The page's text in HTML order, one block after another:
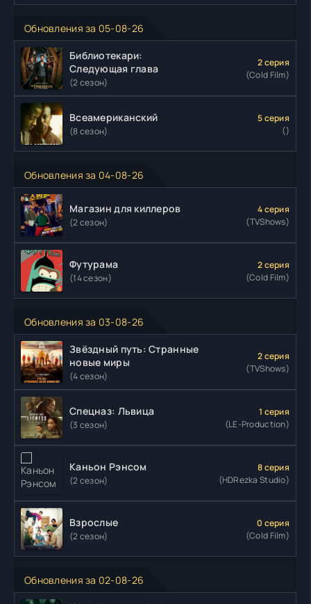
Обновления за 05-08-26
Библиотекари:
Следующая глава
(2 сезон)
2 серия
(Cold Film)
Всеамериканский
(8 сезон)
5 серия
()
Обновления за 04-08-26
Магазин для киллеров
(2 сезон)
4 серия
(TVShows)
Футурама
(14 сезон)
2 серия
(Cold Film)
Обновления за 03-08-26
Звёздный путь: Странные
новые миры
(4 сезон)
2 серия
(TVShows)
Спецназ: Львица
(3 сезон)
1 серия
(LE-Production)
Каньон Рэнсом
(2 сезон)
8 серия
(HDRezka Studio)
Взрослые
(2 сезон)
0 серия
(Cold Film)
Обновления за 02-08-26